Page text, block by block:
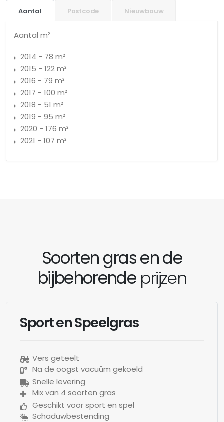
Aantal Postcode Nieuwbouw
Aantal m²
2014 - 78 m²
2015 - 122 m²
2016 - 79 m²
2017 - 100 m²
2018 - 51 m²
2019 - 95 m²
2020 - 176 m²
2021 - 107 m²
Soorten gras en de
bijbehorendeprijzen
Sport en Speelgras
Vers geteelt
Na de oogst vacuüm gekoeld
Snelle levering
Mix van 4 soorten gras
Geschikt voor sport en spel
Schaduwbestending